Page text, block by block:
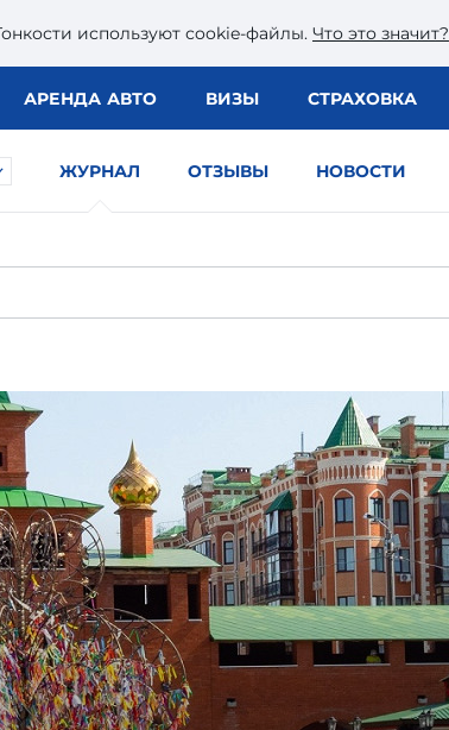
используют сookie-файлы. Что это значит?
АРЕНДА АВТО ВИЗЫ СТРАХОВКА
ЖУРНАЛ ОТЗЫВЫ НОВОСТИ